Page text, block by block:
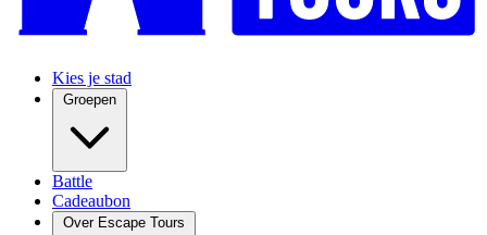
Kies je stad
Groepen
Battle
Cadeaubon
Over Escape Tours